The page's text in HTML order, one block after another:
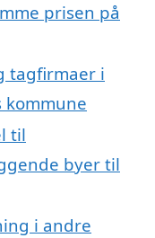
prisen på
tagfirmaer i
kommune
til
byer til
i andre